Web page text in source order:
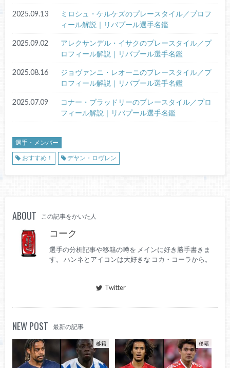
2025.09.13
ミロシュ・ケルケズのプレースタイル／プロフ
ィール解説｜リバプール選手名鑑
2025.09.02
アレクサンデル・イサクのプレースタイル／プ
ロフィール解説｜リバプール選手名鑑
2025.08.16
ジョヴァンニ・レオーニのプレースタイル／プ
ロフィール解説｜リバプール選手名鑑
2025.07.09
コナー・ブラッドリーのプレースタイル／プロ
フィール解説｜リバプール選手名鑑
選手・メンバー
おすすめ！
デヤン・ロヴレン
ABOUT この記事をかいた人
コーク
選手の分析記事や移籍の噂を メインに好き勝手書きま
す。 ハンネとアイコンは大好きな コカ・コーラから。
Twitter
NEW POST 最新の記事
移籍 移籍